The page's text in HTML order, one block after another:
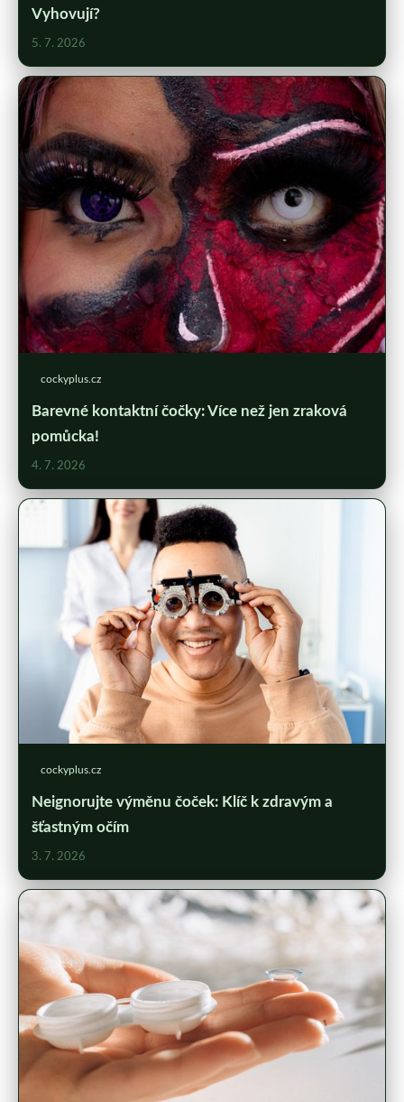
Vyhovují?
5. 7. 2026
cockyplus.cz
Barevné kontaktní čočky: Více než jen zraková
pomůcka!
4. 7. 2026
cockyplus.cz
Neignorujte výměnu čoček: Klíč k zdravým a
šťastným očím
3. 7. 2026